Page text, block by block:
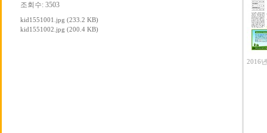
조회수: 3503
kid1551001.jpg (233.2 KB)
kid1551002.jpg (200.4 KB)
2016